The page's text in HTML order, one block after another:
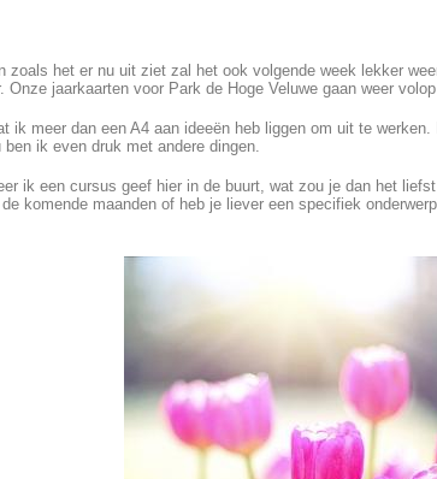
zoals het er nu uit ziet zal het ook volgende week lekker
Onze jaarkaarten voor Park de Hoge Veluwe gaan weer
ik meer dan een A4 aan ideeën heb liggen om uit te
ik even druk met andere dingen.
ik een cursus geef hier in de buurt, wat zou je dan het
komende maanden of heb je liever een specifiek